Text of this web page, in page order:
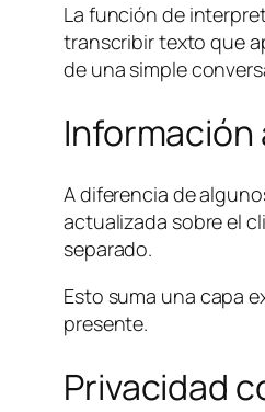
La función de
transcribir texto que
de una simple
A diferencia de
actualizada sobre el
separado.
Esto suma una capa
presente.
Privacidad